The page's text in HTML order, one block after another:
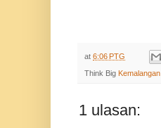
at 6:06 PTG
Think Big Kemalangan
1 ulasan: